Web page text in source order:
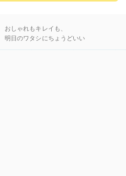
おしゃれもキレイも、
明日のワタシにちょうどいい